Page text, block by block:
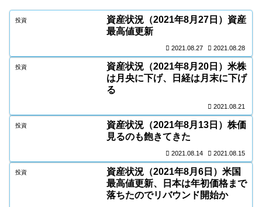
投資
資産状況（2021年8月27日）資産
最高値更新
2021.08.27 2021.08.28
投資
資産状況（2021年8月20日）米株
は月央に下げ、日経は月末に下げ
る
2021.08.21
投資
資産状況（2021年8月13日）株価
見るのも飽きてきた
2021.08.14 2021.08.15
投資
資産状況（2021年8月6日）米国
最高値更新、日本は年初価格まで
落ちたのでリバウンド開始か